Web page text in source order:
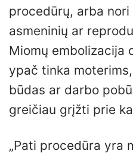
procedūrų, arba
asmeninių ar
Miomų embolizacija
ypač tinka
būdas ar darbo
greičiau grįžti prie
„Pati procedūra yra